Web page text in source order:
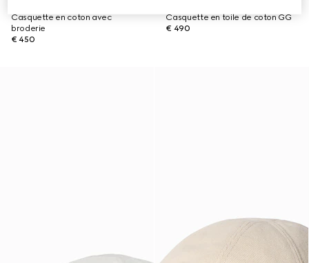
Casquette en coton avec
broderie
€ 450
Casquette en toile de coton GG
€ 490